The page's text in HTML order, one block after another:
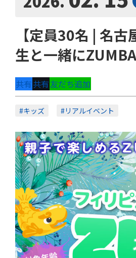
【定員30名 | 名
生と一緒に
共有共有友だち追加
#キッズ #リアルイベント